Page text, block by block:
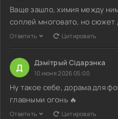
Ваще зашло, химия между
соплей многовато, но сюжет
Ответить Цитировать
Д Дзмітрый Сідарэнка
10 июня 2026 05:00
Ну такое себе, дорама для
главными огонь 🔥
Ответить Цитировать